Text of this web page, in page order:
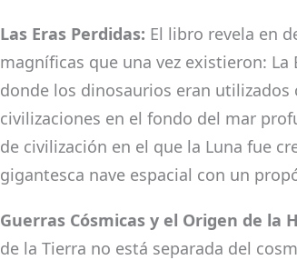
Las Eras Perdidas: El libro revela en
magníficas que una vez existieron: La
donde los dinosaurios eran
civilizaciones en el fondo del mar
de civilización en el que la Luna fue
gigantesca nave espacial con un
Guerras Cósmicas y el Origen de la
de la Tierra no está separada del